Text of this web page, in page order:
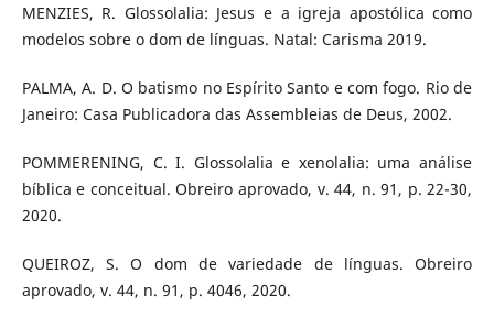
MENZIES, R. Glossolalia: Jesus e a igreja apostólica como
modelos sobre o dom de línguas. Natal: Carisma 2019.
PALMA, A. D. O batismo no Espírito Santo e com fogo. Rio de
Janeiro: Casa Publicadora das Assembleias de Deus, 2002.
POMMERENING, C. I. Glossolalia e xenolalia: uma análise
bíblica e conceitual. Obreiro aprovado, v. 44, n. 91, p. 22-30,
2020.
QUEIROZ, S. O dom de variedade de línguas. Obreiro
aprovado, v. 44, n. 91, p. 4046, 2020.